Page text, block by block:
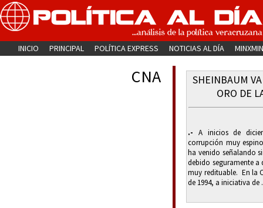
INICIO PRINCIPAL POLÍTICA EXPRESS NOTICIAS AL DÍA
CNA
SHEINBAUM
ORO DE
.- A inicios de
corrupción muy
ha venido señalando
debido seguramente a
muy redituable. En la
de 1994, a iniciativa de